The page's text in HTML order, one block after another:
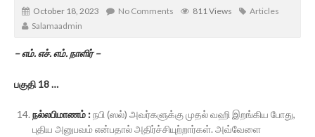
October 18, 2023 No Comments 811 Views
Articles
Salamaadmin
– எம். எச். எம். நாளிர் –
பகுதி 18 …
நல்லபிமாணம் :நபி (ஸல்) அவர்களுக்கு முதல் வஹி இறங்கிய போது,
புதிய அனுபவம் என்பதால் அதிர்ச்சியுற்றார்கள். அவ்வேளை